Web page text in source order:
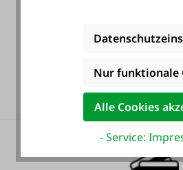
Langzeit-
Nur funktionale
Alle Cookies
- Service: